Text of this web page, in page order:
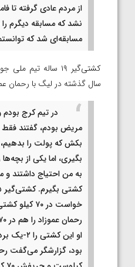
از مردم عادی گرفته تا
نشد که مسابقه دیگرم را
مسابقه‌ای شد که
کشتی‌گیر ۱۹ ساله
سال گذشته در لیگ با رحمان
در تیم کرج
بکش که پولت را
بگیری، اما یکی از
به من احتیاج داشتند
خواست در ۷۰
او این